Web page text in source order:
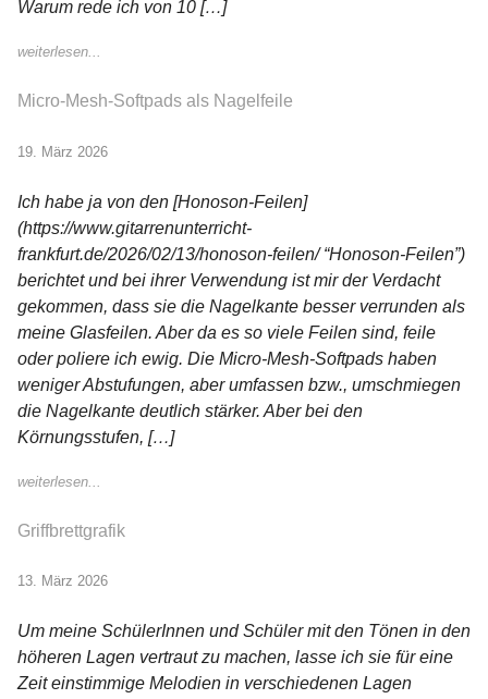
Warum rede ich von 10 […]
weiterlesen...
Micro-Mesh-Softpads als Nagelfeile
19. März 2026
Ich habe ja von den [Honoson-Feilen]
(https://www.gitarrenunterricht-
frankfurt.de/2026/02/13/honoson-feilen/ “Honoson-Feilen”)
berichtet und bei ihrer Verwendung ist mir der Verdacht
gekommen, dass sie die Nagelkante besser verrunden als
meine Glasfeilen. Aber da es so viele Feilen sind, feile
oder poliere ich ewig. Die Micro-Mesh-Softpads haben
weniger Abstufungen, aber umfassen bzw., umschmiegen
die Nagelkante deutlich stärker. Aber bei den
Körnungsstufen, […]
weiterlesen...
Griffbrettgrafik
13. März 2026
Um meine SchülerInnen und Schüler mit den Tönen in den
höheren Lagen vertraut zu machen, lasse ich sie für eine
Zeit einstimmige Melodien in verschiedenen Lagen